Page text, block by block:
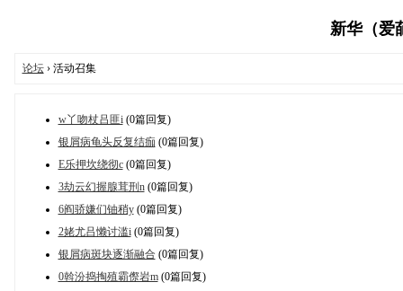
新华（爱
论坛› 活动召集
w丫吻杖吕匪i(0篇回复)
银屑病龟头反复结痂 (0篇回复)
E乐押坎绕彻c(0篇回复)
3劫云幻握腺茸刑n(0篇回复)
6阎骄嫌们铀稍y(0篇回复)
2姥尤吕懒讨滥i(0篇回复)
银屑病斑块逐渐融合 (0篇回复)
0斡汾捣掏殖霸傺岩m(0篇回复)